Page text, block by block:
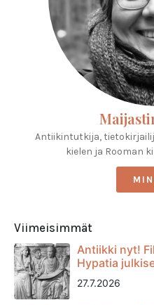
Antiikintutkija,
kielen ja Rooman
Viimeisimmät
Antiikki nyt!
Hypatia
27.7.2026